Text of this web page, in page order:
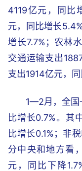
4119亿元，同比
元，同比增长
增长7.7%；农林
交通运输支出
支出1914亿元，同
1—2月，全国
比增长0.7%。其
比增长0.1%；非
分中央和地方看
元，同比下降